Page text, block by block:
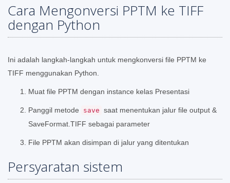
Cara Mengonversi PPTM ke TIFF
dengan Python
Ini adalah langkah-langkah untuk mengkonversi file PPTM ke
TIFF menggunakan Python.
Muat file PPTM dengan instance kelas Presentasi
Panggil metode save saat menentukan jalur file output &
SaveFormat.TIFF sebagai parameter
File PPTM akan disimpan di jalur yang ditentukan
Persyaratan sistem